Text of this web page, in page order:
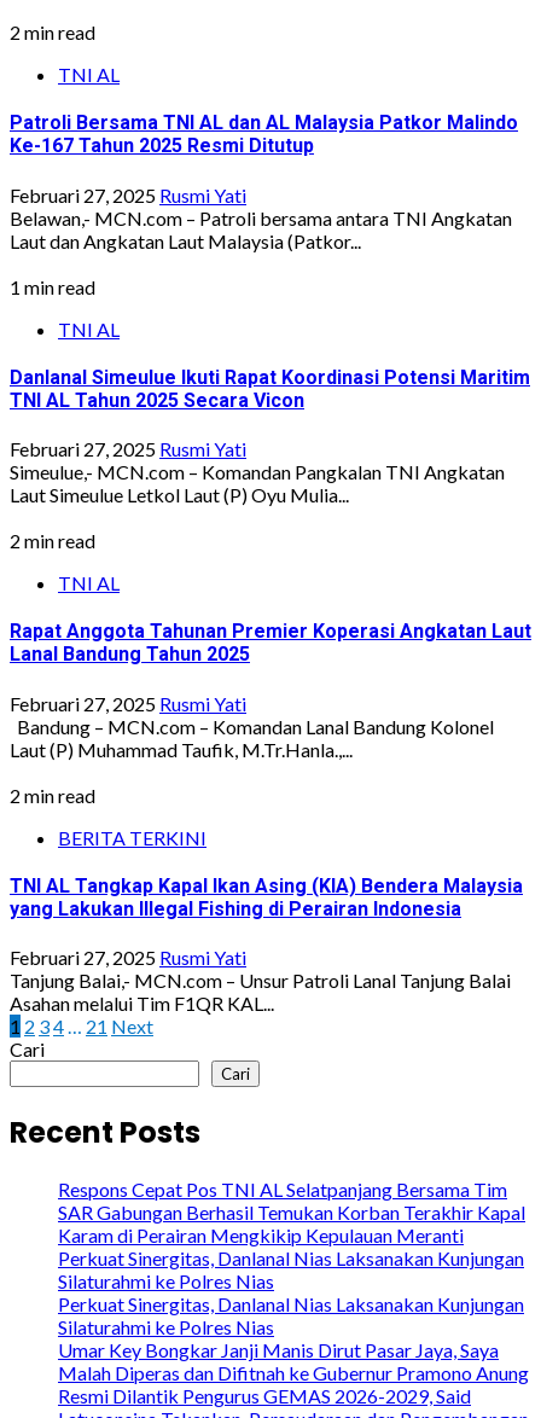
2 min read
TNI AL
Patroli Bersama TNI AL dan AL Malaysia Patkor Malindo
Ke-167 Tahun 2025 Resmi Ditutup
Februari 27, 2025 Rusmi Yati
Belawan,- MCN.com – Patroli bersama antara TNI Angkatan
Laut dan Angkatan Laut Malaysia (Patkor...
1 min read
TNI AL
Danlanal Simeulue Ikuti Rapat Koordinasi Potensi Maritim
TNI AL Tahun 2025 Secara Vicon
Februari 27, 2025 Rusmi Yati
Simeulue,- MCN.com – Komandan Pangkalan TNI Angkatan
Laut Simeulue Letkol Laut (P) Oyu Mulia...
2 min read
TNI AL
Rapat Anggota Tahunan Premier Koperasi Angkatan Laut
Lanal Bandung Tahun 2025
Februari 27, 2025 Rusmi Yati
Bandung – MCN.com – Komandan Lanal Bandung Kolonel
Laut (P) Muhammad Taufik, M.Tr.Hanla.,...
2 min read
BERITA TERKINI
TNI AL Tangkap Kapal Ikan Asing (KIA) Bendera Malaysia
yang Lakukan Illegal Fishing di Perairan Indonesia
Februari 27, 2025 Rusmi Yati
Tanjung Balai,- MCN.com – Unsur Patroli Lanal Tanjung Balai
Asahan melalui Tim F1QR KAL...
Paginasi
pos
1 2 34… 21 Next
Cari
Cari
Recent Posts
Respons Cepat Pos TNI AL Selatpanjang Bersama Tim
SAR Gabungan Berhasil Temukan Korban Terakhir Kapal
Karam di Perairan Mengkikip Kepulauan Meranti
Perkuat Sinergitas, Danlanal Nias Laksanakan Kunjungan
Silaturahmi ke Polres Nias
Perkuat Sinergitas, Danlanal Nias Laksanakan Kunjungan
Silaturahmi ke Polres Nias
Umar Key Bongkar Janji Manis Dirut Pasar Jaya, Saya
Malah Diperas dan Difitnah ke Gubernur Pramono Anung
Resmi Dilantik Pengurus GEMAS 2026-2029, Said